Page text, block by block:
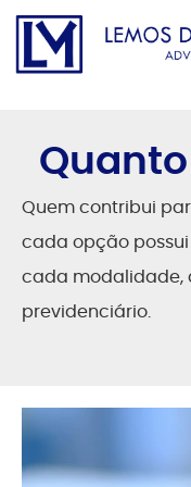
Quem contribui
cada opção
cada modalidade,
previdenciário.